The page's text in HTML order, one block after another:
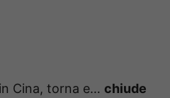
Cina, torna e… chiude